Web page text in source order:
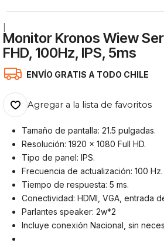
Monitor Kronos Wiew
FHD, 100Hz, IPS, 5ms
ENVÍO GRATIS A TODO CHILE
Agregar a la lista de favoritos
Tamaño de pantalla: 21.5 pulgadas.
Resolución: 1920 × 1080 Full HD.
Tipo de panel: IPS.
Frecuencia de actualización: 100 Hz.
Tiempo de respuesta: 5 ms.
Conectividad: HDMI, VGA, entrada
Parlantes speaker: 2w*2
Incluye conexión Nacional, sin